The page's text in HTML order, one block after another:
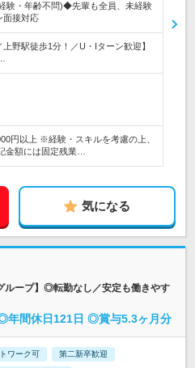
験・年齢不問)◆先輩も全員、未経験
面接対応
上野駅徒歩1分！／U・Iターン歓迎】
円以上 ※経験・スキルを考慮の上、
金額には固定残業…
気になる
ループ】◎転勤なし／安定も働きやす
年間休日121日 ◎賞与5.3ヶ月分
ワーク可 第二新卒歓迎